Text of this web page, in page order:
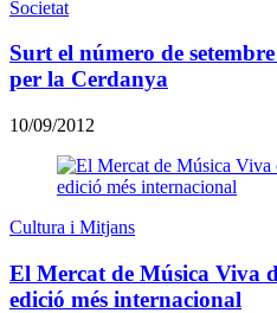
Societat
Surt el número de
per la Cerdanya
10/09/2012
Cultura i Mitjans
El Mercat de Música Viva
edició més internacional